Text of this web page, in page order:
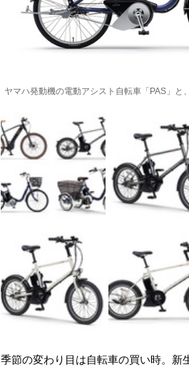
ヤマハ発動機の電動アシスト自転車「PAS」と
季節の変わり目は自転車の買い時。新